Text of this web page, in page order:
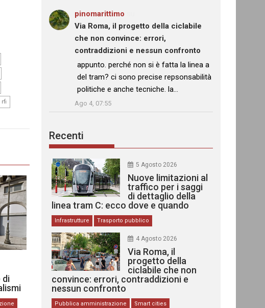
rfi
di
pinomarittimo
Via Roma, il progetto della ciclabile
che non convince: errori,
contraddizioni e nessun confronto
: “
appunto. perché non si è fatta la linea a
del tram? ci sono precise repsonsabilità
politiche e anche tecniche. la…
Ago 4, 07:55
Recenti
5 Agosto 2026
Nuove limitazioni al
traffico per i saggi
di dettaglio della
linea tram C: ecco dove e quando
Infrastrutture Trasporto pubblico
4 Agosto 2026
Via Roma, il
progetto della
ciclabile che non
convince: errori, contraddizioni e
nessun confronto
Pubblica amministrazione
Smart cities